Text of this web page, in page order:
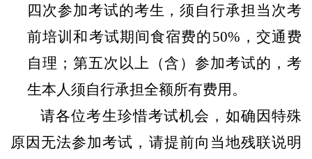
四次参加考试的考生，须自行承担当次考
前培训和考试期间食宿费的50% ，交通费
自理 ；第五次以上（含）参加考试的，考
生本人须自行承担全额所有费用。
请各位考生珍惜考试机会，如确因特殊
原因无法参加考试，请提前向当地残联说明